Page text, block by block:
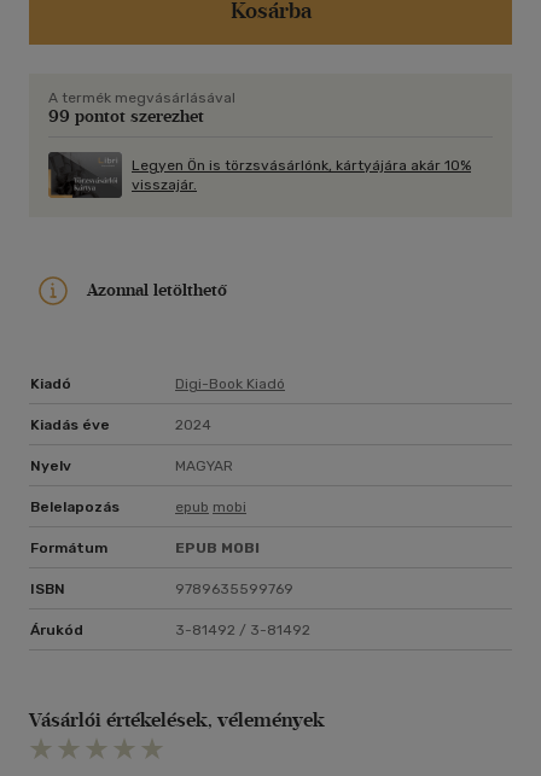
Kosárba
A termék megvásárlásával
99 pontot szerezhet
Legyen Ön is törzsvásárlónk, kártyájára akár 10%
visszajár.
Azonnal letölthető
Kiadó Digi-Book Kiadó
Kiadás éve 2024
Nyelv MAGYAR
Belelapozás epub mobi
Formátum EPUB MOBI
ISBN 9789635599769
Árukód 3-81492 / 3-81492
Vásárlói értékelések, vélemények